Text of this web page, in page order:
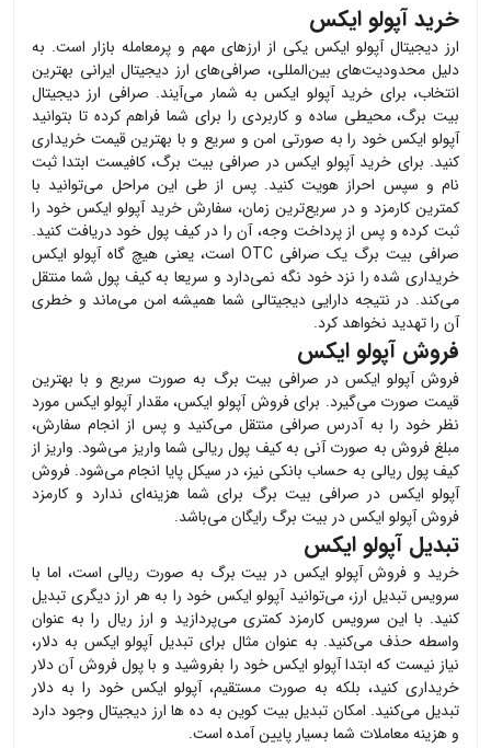
خرید آپولو ایکس
ارز دیجیتالآپولو ایکس یکی از ارزهای مهم و پرمعامله بازار است. به
دلیل محدودیت‌های بین‌المللی، صرافی‌های ارز دیجیتال ایرانی بهترین
انتخاب، برای خریدآپولو ایکسبه شمار می‌آیند. صرافی ارز دیجیتال
بیت برگ، محیطی ساده و کاربردی را برای شما فراهم کرده تا بتوانید
آپولو ایکسخود را به صورتی امن و سریع و با بهترین قیمت خریداری
کنید. برای خریدآپولو ایکسدر صرافی بیت برگ، کافیست ابتدا ثبت
نام و سپس احراز هویت کنید. پس از طی این مراحل می‌توانید با
کمترین کارمزد و در سریع‌ترین زمان، سفارش خرید آپولو ایکس خود را
ثبت کرده و پس از پرداخت وجه، آن را در کیف پول خود دریافت کنید.
صرافی بیت برگ یک صرافی OTC است، یعنی هیچ گاه
آپولو ایکس
خریداری شده را نزد خود نگه نمی‌دارد و سریعا به کیف پول شما منتقل
می‌کند. در نتیجه دارایی دیجیتالی شما همیشه امن می‌ماند و خطری
آن را تهدید نخواهد کرد.
فروش آپولو ایکس
فروشآپولو ایکس در صرافی بیت برگ به صورت سریع و با بهترین
قیمت صورت می‌گیرد. برای فروشآپولو ایکس، مقدارآپولو ایکس مورد
نظر خود را به آدرس صرافی منتقل می‌کنید و پس از انجام سفارش،
مبلغ فروش به صورت آنی به کیف پول ریالی شما واریز می‌شود. واریز از
کیف پول ریالی به حساب بانکی نیز، در سیکل پایا انجام می‌شود. فروش
آپولو ایکس در صرافی بیت برگ برای شما هزینه‌ای ندارد و کارمزد
فروشآپولو ایکسدر بیت برگ رایگان می‌باشد.
تبدیل آپولو ایکس
خرید و فروشآپولو ایکس در بیت برگ به صورت ریالی است، اما با
سرویس تبدیل ارز، می‌توانیدآپولو ایکس خود را به هر ارز دیگری تبدیل
کنید. با این سرویس کارمزد کمتری می‌پردازید و ارز ریال را به عنوان
واسطه حذف می‌کنید. به عنوان مثال برای تبدیلآپولو ایکس به دلار،
نیاز نیست که ابتداآپولو ایکسخود را بفروشید و با پول فروش آن دلار
خریداری کنید، بلکه به صورت مستقیم،آپولو ایکس خود را به دلار
تبدیل می‌کنید. امکان تبدیل بیت کوین به ده ها ارز دیجیتال وجود دارد
و هزینه معاملات شما بسیار پایین آمده است.